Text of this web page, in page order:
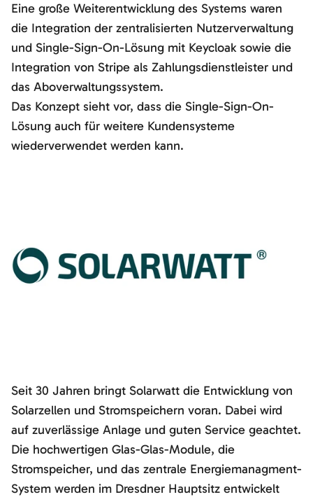
Eine große Weiterentwicklung des Systems waren
die Integration der zentralisierten Nutzerverwaltung
und Single-Sign-On-Lösung mit Keycloak sowie die
Integration von Stripe als Zahlungsdienstleister und
das Aboverwaltungssystem.
Das Konzept sieht vor, dass die Single-Sign-On-
Lösung auch für weitere Kundensysteme
wiederverwendet werden kann.
Seit 30 Jahren bringt Solarwatt die Entwicklung von
Solarzellen und Stromspeichern voran. Dabei wird
auf zuverlässige Anlage und guten Service geachtet.
Die hochwertigen Glas-Glas-Module, die
Stromspeicher, und das zentrale Energiemanagment-
System werden im Dresdner Hauptsitz entwickelt